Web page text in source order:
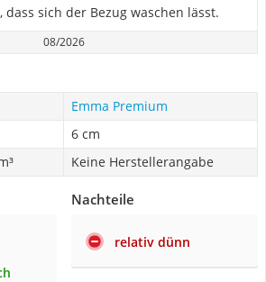
dass sich der Bezug waschen lässt.
08/2026
Emma Premium
6 cm
Keine Herstellerangabe
Nachteile
relativ dünn